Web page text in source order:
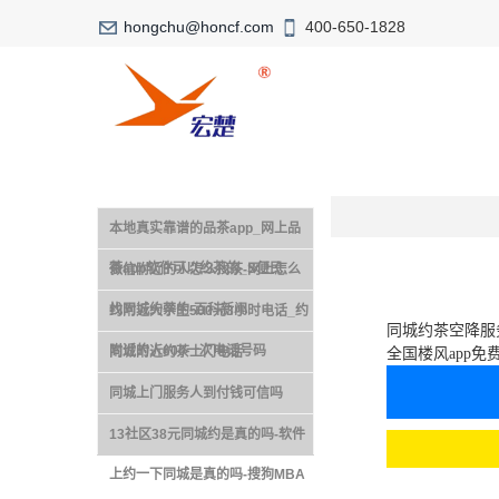
hongchu@honcf.com 400-650-1828
本地真实靠谱的品茶app_网上品
茶app软件可以约茶的_S便民
微信附近的人怎么找茶-网上怎么
找同城约茶的-百科新闻
约附近大学生500元3小时电话_约
附近的人600一次电话号码
同城附近约茶上门电话
同城上门服务人到付钱可信吗
13社区38元同城约是真的吗-软件
上约一下同城是真的吗-搜狗MBA
同城约茶空降
全国楼风app免